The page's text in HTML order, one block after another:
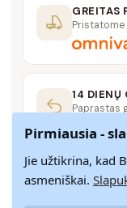
GREITAS
Pristatome
14 DIENŲ
Paprastas
SAUGUS
SSL
Pirmiausia -
Jie užtikrina, kad
asmeniškai.